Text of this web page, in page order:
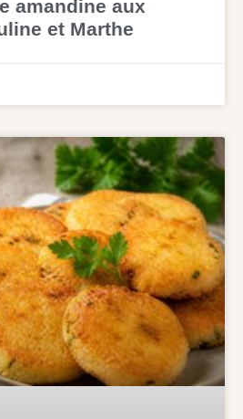
amandine aux
et Marthe